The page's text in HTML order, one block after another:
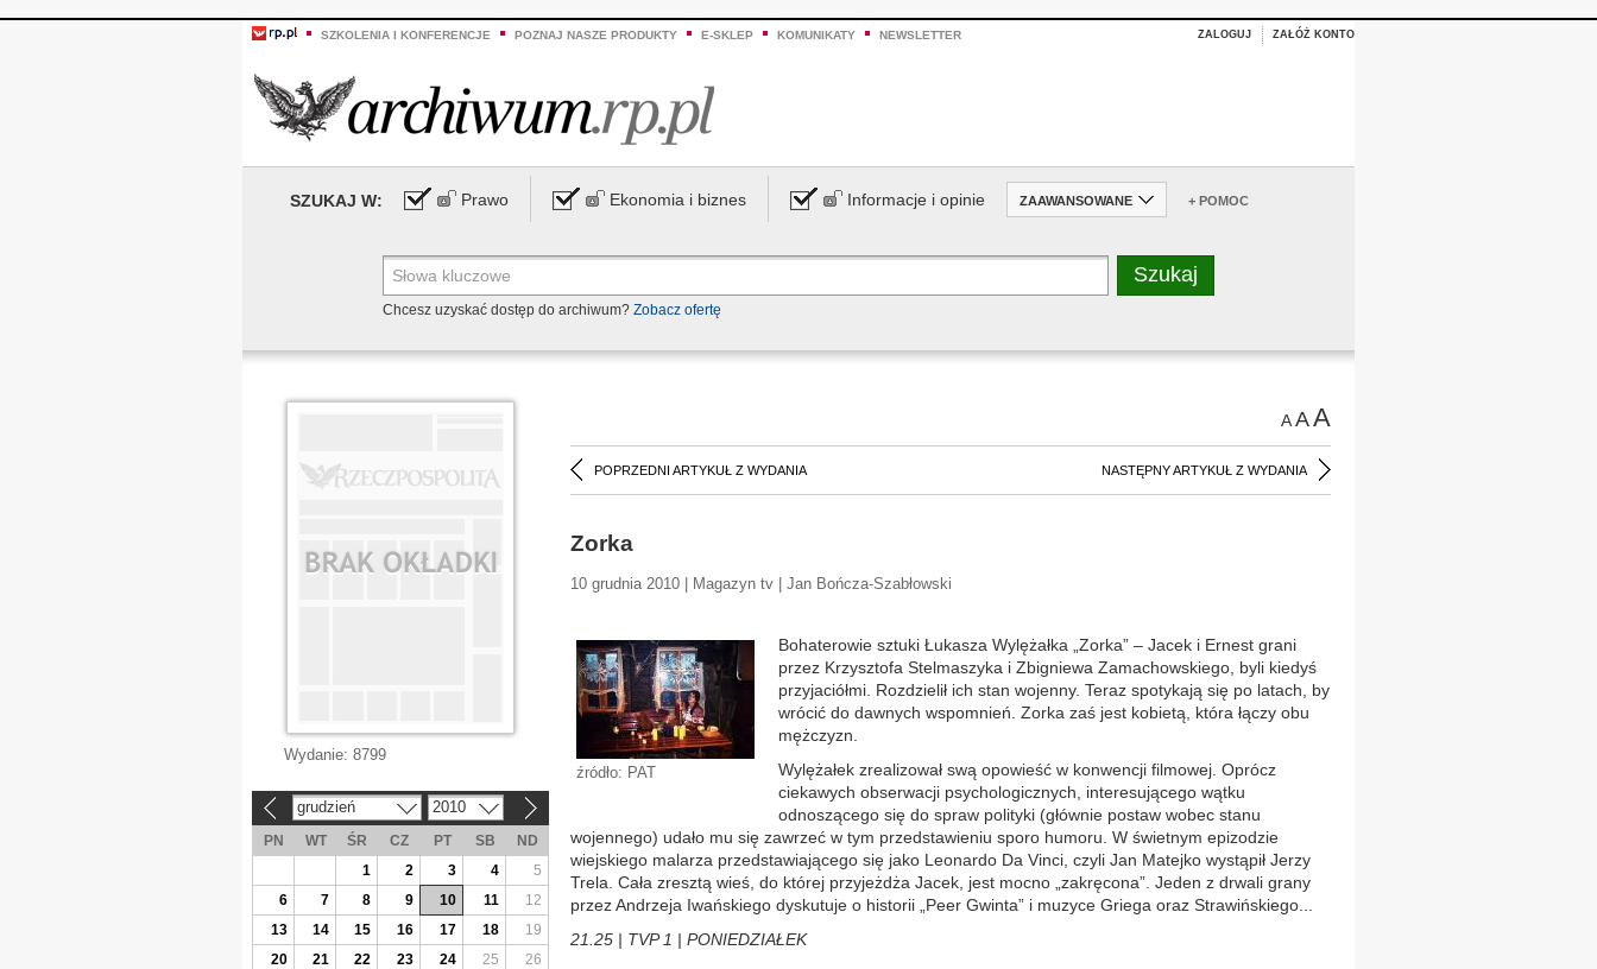
SZKOLENIA I KONFERENCJE POZNAJ NASZE PRODUKTY E-SKLEP KOMUNIKATY NEWSLETTER ZALOGUJ ZAŁÓŻ KONTO
SZUKAJ W: Prawo Ekonomia i biznes Informacje i opinie ZAAWANSOWANE + POMOC
Chcesz uzyskać dostęp do archiwum? Zobacz ofertę
AAA
POPRZEDNI ARTYKUŁ Z WYDANIA NASTĘPNY ARTYKUŁ Z WYDANIA
Zorka
10 grudnia 2010 | Magazyn tv | Jan Bończa-Szabłowski
źródło: PAT
Bohaterowie sztuki Łukasza Wylężałka „Zorka” – Jacek i Ernest grani
przez Krzysztofa Stelmaszyka i Zbigniewa Zamachowskiego, byli kiedyś
przyjaciółmi. Rozdzielił ich stan wojenny. Teraz spotykają się po latach, by
wrócić do dawnych wspomnień. Zorka zaś jest kobietą, która łączy obu
mężczyzn.
Wylężałek zrealizował swą opowieść w konwencji filmowej. Oprócz
ciekawych obserwacji psychologicznych, interesującego wątku
odnoszącego się do spraw polityki (głównie postaw wobec stanu
wojennego) udało mu się zawrzeć w tym przedstawieniu sporo humoru. W świetnym epizodzie
wiejskiego malarza przedstawiającego się jako Leonardo Da Vinci, czyli Jan Matejko wystąpił Jerzy
Trela. Cała zresztą wieś, do której przyjeżdża Jacek, jest mocno „zakręcona”. Jeden z drwali grany
przez Andrzeja Iwańskiego dyskutuje o historii „Peer Gwinta” i muzyce Griega oraz Strawińskiego...
21.25 | TVP 1 | PONIEDZIAŁEK
Wydanie: 8799
grudzień 2010
PN WT ŚR CZ PT SB
ND
1
2 3 4
5
6
7 8 9 10 11
12
13
14 15 16 17 18
19
20
21 22 23 24 25
26